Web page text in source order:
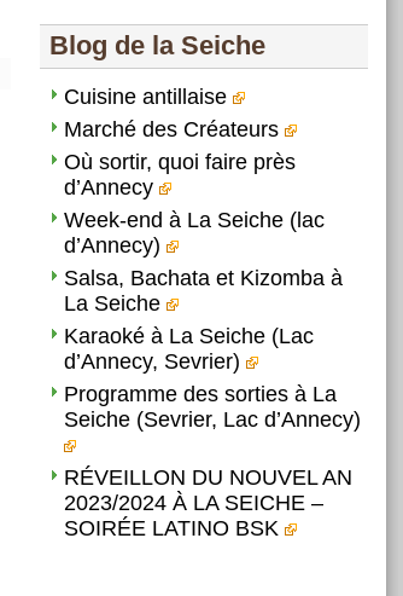
Blog de la Seiche
Cuisine antillaise
Marché des Créateurs
Où sortir, quoi faire près
d’Annecy
Week-end à La Seiche (lac
d’Annecy)
Salsa, Bachata et Kizomba à
La Seiche
Karaoké à La Seiche (Lac
d’Annecy, Sevrier)
Programme des sorties à La
Seiche (Sevrier, Lac d’Annecy)
RÉVEILLON DU NOUVEL AN
2023/2024 À LA SEICHE –
SOIRÉE LATINO BSK